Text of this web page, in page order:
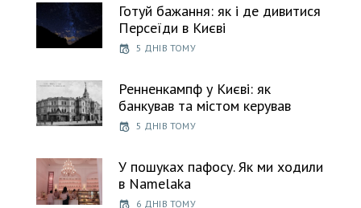
Готуй бажання: як і де дивитися
Персеїди в Києві
5 ДНІВ ТОМУ
Ренненкампф у Києві: як
банкував та містом керував
5 ДНІВ ТОМУ
У пошуках пафосу. Як ми ходили
в Namelaka
6 ДНІВ ТОМУ